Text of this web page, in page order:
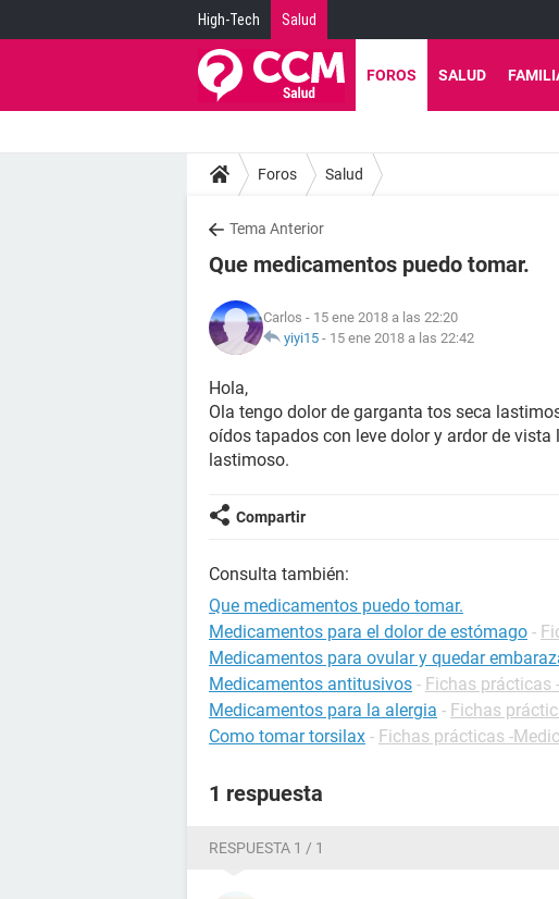
High-Tech Salud
FOROS SALUD
Foros Salud
Tema Anterior
Que medicamentos puedo tomar.
Carlos - 15 ene 2018 a las 22:20
yiyi15 - 15 ene 2018 a las 22:42
Hola,
Ola tengo dolor de garganta tos seca
oídos tapados con leve dolor y ardor de
lastimoso.
Compartir
Consulta también:
Que medicamentos puedo tomar.
Medicamentos para el dolor de estómago -
Medicamentos para ovular y quedar
Medicamentos antitusivos - Fichas prácticas
Medicamentos para la alergia - Fichas
Como tomar torsilax - Fichas prácticas -
1 respuesta
RESPUESTA 1 / 1